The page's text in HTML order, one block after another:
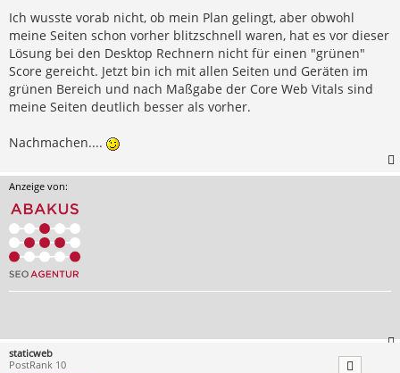
Ich wusste vorab nicht, ob mein Plan gelingt, aber obwohl
meine Seiten schon vorher blitzschnell waren, hat es vor dieser
Lösung bei den Desktop Rechnern nicht für einen "grünen"
Score gereicht. Jetzt bin ich mit allen Seiten und Geräten im
grünen Bereich und nach Maßgabe der Core Web Vitals sind
meine Seiten deutlich besser als vorher.
Nachmachen....
Anzeige von:
staticweb
PostRank 10